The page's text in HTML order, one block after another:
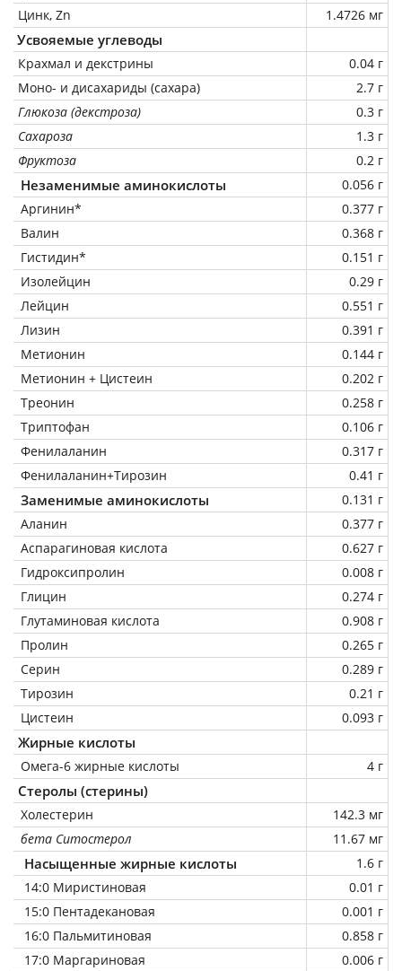
Цинк, Zn
1.4726 мг
Усвояемые углеводы
Крахмал и декстрины
0.04 г
Моно- и дисахариды (сахара)
2.7 г
Глюкоза (декстроза)
0.3 г
Сахароза
1.3 г
Фруктоза
0.2 г
Незаменимые аминокислоты
0.056 г
Аргинин*
0.377 г
Валин
0.368 г
Гистидин*
0.151 г
Изолейцин
0.29 г
Лейцин
0.551 г
Лизин
0.391 г
Метионин
0.144 г
Метионин + Цистеин
0.202 г
Треонин
0.258 г
Триптофан
0.106 г
Фенилаланин
0.317 г
Фенилаланин+Тирозин
0.41 г
Заменимые аминокислоты
0.131 г
Аланин
0.377 г
Аспарагиновая кислота
0.627 г
Гидроксипролин
0.008 г
Глицин
0.274 г
Глутаминовая кислота
0.908 г
Пролин
0.265 г
Серин
0.289 г
Тирозин
0.21 г
Цистеин
0.093 г
Жирные кислоты
Омега-6 жирные кислоты 4 г
Стеролы (стерины)
Холестерин
142.3 мг
бета Ситостерол
11.67 мг
Насыщенные жирные кислоты
1.6 г
14:0 Миристиновая
0.01 г
15:0 Пентадекановая
0.001 г
16:0 Пальмитиновая
0.858 г
17:0 Маргариновая
0.006 г